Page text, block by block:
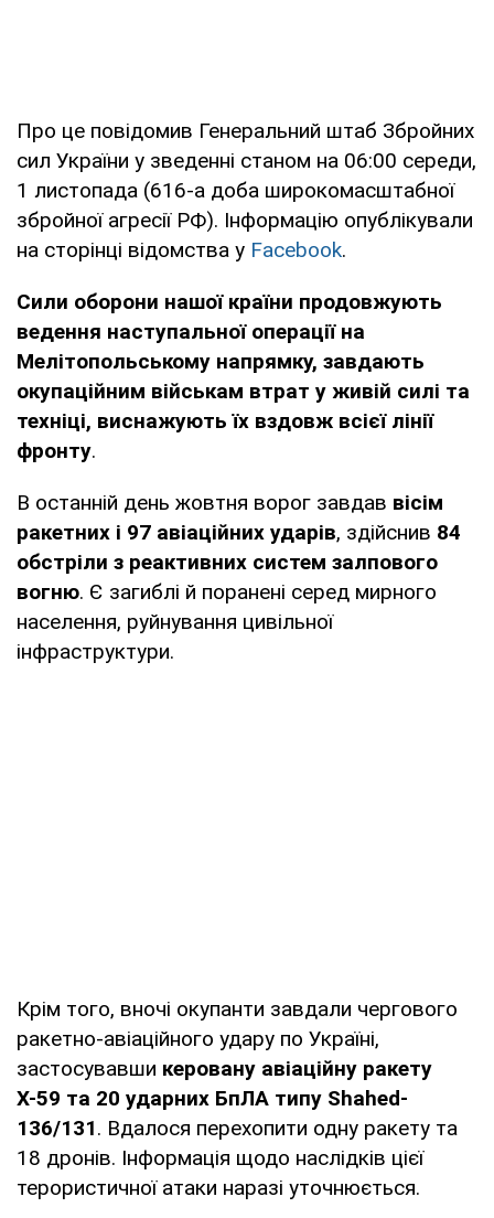
Про це повідомив Генеральний штаб Збройних
сил України у зведенні станом на 06:00 середи,
1 листопада (616-а доба широкомасштабної
збройної агресії РФ). Інформацію опублікували
на сторінці відомства у Facebook.
Сили оборони нашої країни продовжують
ведення наступальної операції на
Мелітопольському напрямку, завдають
окупаційним військам втрат у живій силі та
техніці, виснажують їх вздовж всієї лінії
фронту.
В останній день жовтня ворог завдав вісім
ракетних і 97 авіаційних ударів, здійснив 84
обстріли з реактивних систем залпового
вогню. Є загиблі й поранені серед мирного
населення, руйнування цивільної
інфраструктури.
Крім того, вночі окупанти завдали чергового
ракетно-авіаційного удару по Україні,
застосувавши керовану авіаційну ракету
Х-59 та 20 ударних БпЛА типу Shahed-
136/131. Вдалося перехопити одну ракету та
18 дронів. Інформація щодо наслідків цієї
терористичної атаки наразі уточнюється.